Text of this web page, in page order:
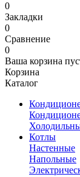
0
Закладки
0
Сравнение
0
Ваша корзина
Корзина
Каталог
Котлы
Настенные
Напольные